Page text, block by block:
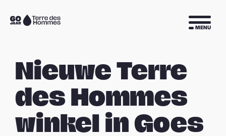
Sla navigatie over
Naar
homepage
MENU
Nieuwe Terre
des Hommes
winkel in Goes